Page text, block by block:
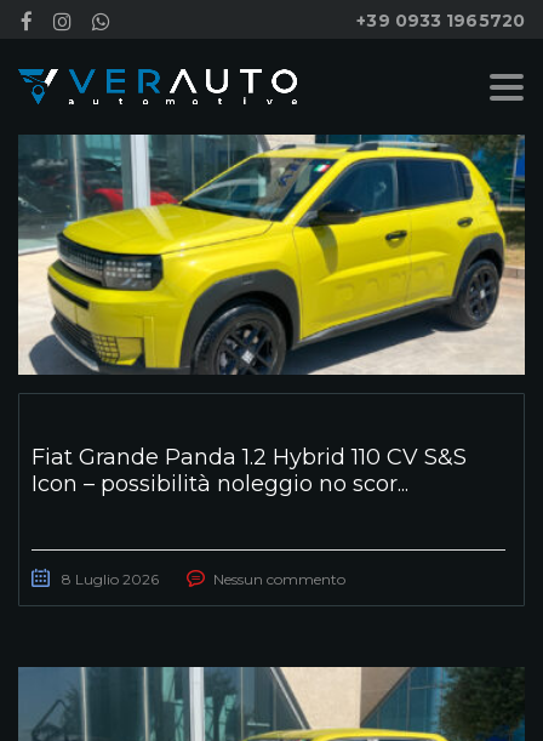
+39 0933 1965720
Fiat Grande Panda 1.2 Hybrid 110 CV S&S
Icon – possibilità noleggio no scor...
8 Luglio 2026 Nessun commento